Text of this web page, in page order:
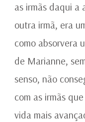
as irmãs daqui a
outra irmã, era
como absorvera
de Marianne,
senso, não
com as irmãs
vida mais